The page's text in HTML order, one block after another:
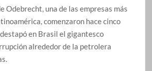
Odebrecht, una de las empresas más
comenzaron hace cinco
en Brasil el gigantesco
alrededor de la petrolera